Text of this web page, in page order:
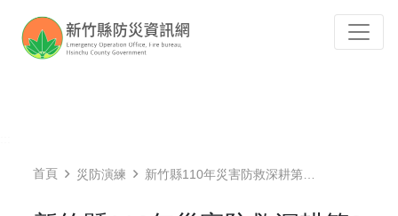
首頁 災防演練 新竹縣110年災害防救深耕第3期計畫-鄉鎮市公所收容所開設服務功能設施布置與運作功能導覽之實兵演練（湖口鄉公所場次）